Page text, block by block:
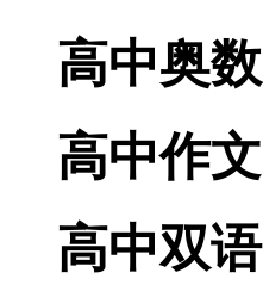
高中奥数
高中作文
高中双语